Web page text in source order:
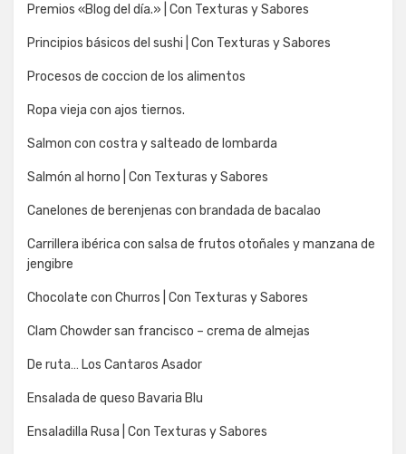
Premios «Blog del día.» | Con Texturas y Sabores
Principios básicos del sushi | Con Texturas y Sabores
Procesos de coccion de los alimentos
Ropa vieja con ajos tiernos.
Salmon con costra y salteado de lombarda
Salmón al horno | Con Texturas y Sabores
Canelones de berenjenas con brandada de bacalao
Carrillera ibérica con salsa de frutos otoñales y manzana de
jengibre
Chocolate con Churros | Con Texturas y Sabores
Clam Chowder san francisco – crema de almejas
De ruta… Los Cantaros Asador
Ensalada de queso Bavaria Blu
Ensaladilla Rusa | Con Texturas y Sabores